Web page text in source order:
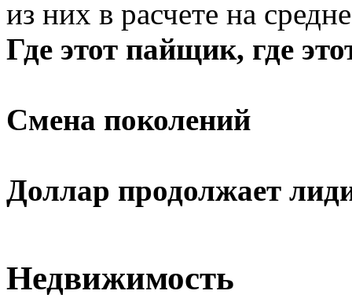
из них в расчете на
Где этот пайщик, где
Смена поколений
Доллар продолжает
Недвижимость